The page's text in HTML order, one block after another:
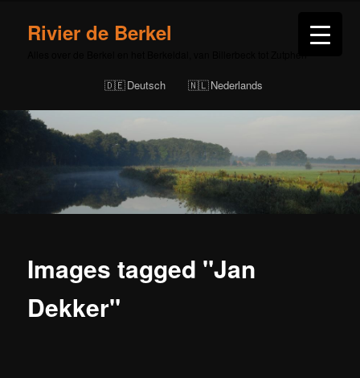
Rivier de Berkel
Deutsch Nederlands
Images tagged "Jan
Dekker"